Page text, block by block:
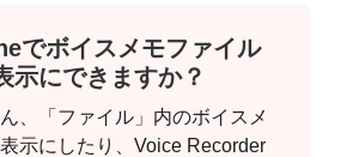
でボイスメモファイル
示にできますか？
、「ファイル」内のボイスメ
示にしたり、Voice Recorder